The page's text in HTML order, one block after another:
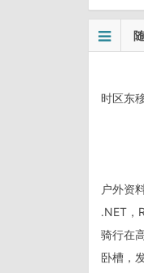
时区东
户外资
骑行在
卧槽，